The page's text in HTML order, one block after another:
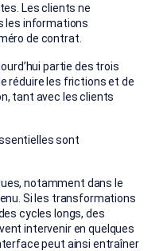
Les clients ne
les informations
de contrat.
partie des trois
réduire les frictions et de
tant avec les clients
sont
notamment dans le
Si les transformations
cycles longs, des
intervenir en quelques
peut ainsi entraîner